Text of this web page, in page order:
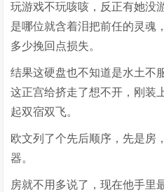
玩游戏不玩咳咳，反正有她没
是哪位就含着泪把前任的灵魂
多少挽回点损失。
结果这硬盘也不知道是水土不
这正宫给挤走了想不开，刚装
起双宿双飞。
欧文列了个先后顺序，先是房
器。
房就不用多说了，现在他手里